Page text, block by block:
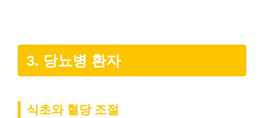
3. 당뇨병 환자
식초와 혈당 조절